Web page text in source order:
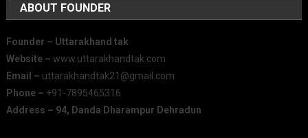
ABOUT FOUNDER
Founder – Uttarakhand tak
Website – www.uttarakhandtak.com
Email – uttarakhandtak21@gmail.com
Phone – +91-7895465316
Address – 94, Danda Dharampur Dehradun